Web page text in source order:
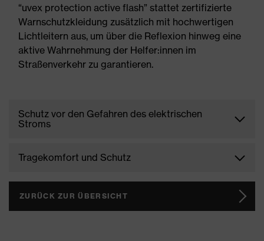
“uvex protection active flash” stattet zertifizierte
Warnschutzkleidung zusätzlich mit hochwertigen
Lichtleitern aus, um über die Reflexion hinweg eine
aktive Wahrnehmung der Helfer:innen im
Straßenverkehr zu garantieren.
Schutz vor den Gefahren des elektrischen
Stroms
Nutzung von Hochleistungs-Akkus steigern das
Spannung (Spannungsschutz) als auch in Bezug auf
Tragekomfort und Schutz
Bei der Fertigung von ergonomischer PSA verfolgt
uvex einen konsequenten Ansatz, um Körperformen
ZURÜCK ZUR ÜBERSICHT